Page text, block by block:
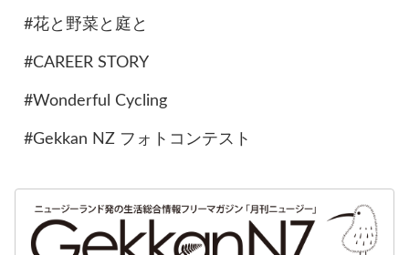
#花と野菜と庭と
#CAREER STORY
#Wonderful Cycling
#Gekkan NZ フォトコンテスト